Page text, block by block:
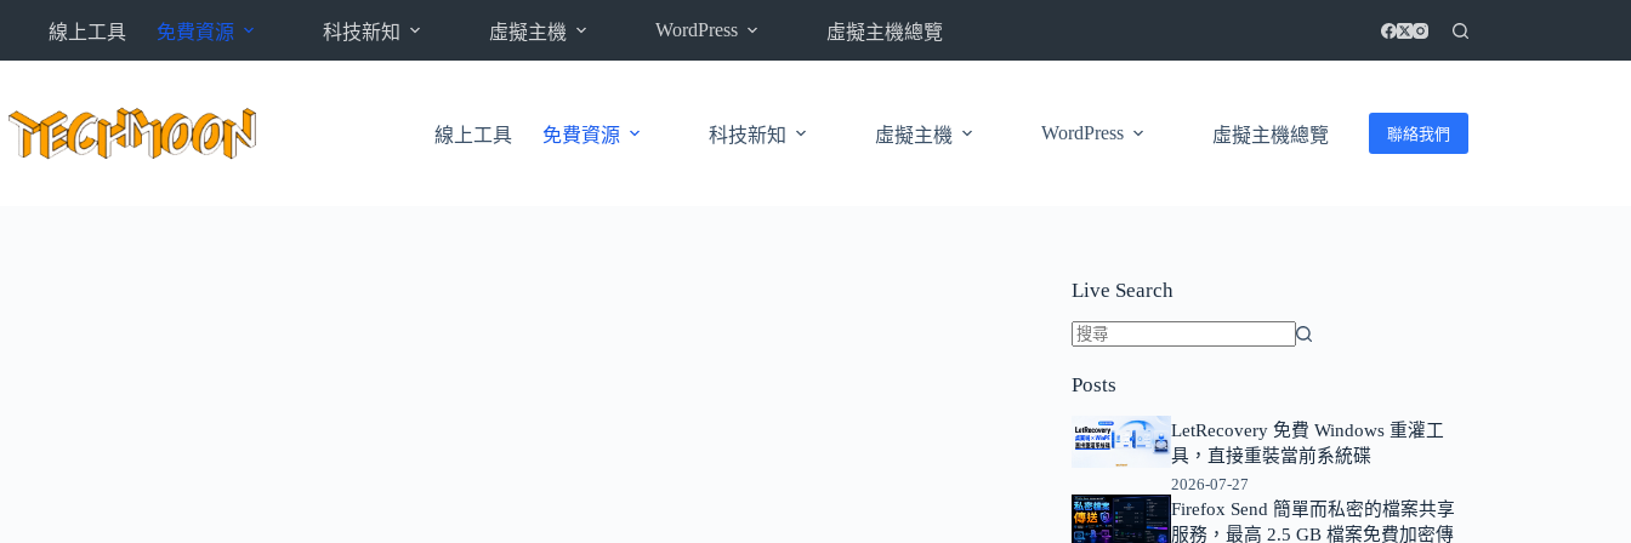
內
線上工具 免費資源 科技新知 虛擬主機 WordPress 虛擬主機總覽
線上工具 免費資源 科技新知 虛擬主機 WordPress 虛擬主機總覽 聯絡我們
Live Search
不
符
條
件
Posts
LetRecovery 免費 Windows 重灌工
具，直接重裝當前系統碟
2026-07-27
Firefox Send 簡單而私密的檔案共享
服務，最高 2.5 GB 檔案免費加密傳